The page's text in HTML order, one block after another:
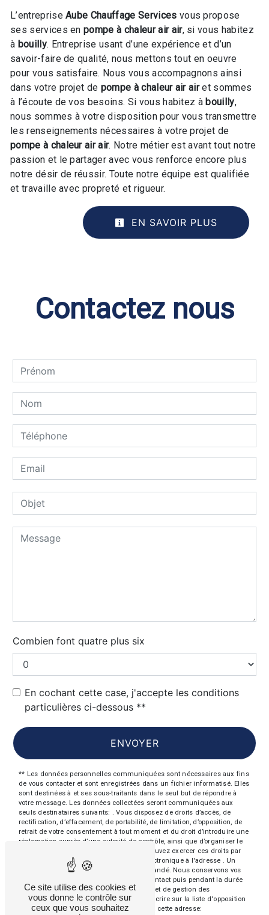
L’entrepriseAube Chauffage Services vous propose
ses services enpompe à chaleur air air, si vous habitez
à bouilly. Entreprise usant d’une expérience et d’un
savoir-faire de qualité, nous mettons tout en oeuvre
pour vous satisfaire. Nous vous accompagnons ainsi
dans votre projet de pompe à chaleur air airet sommes
à l’écoute de vos besoins. Si vous habitez àbouilly,
nous sommes à votre disposition pour vous transmettre
les renseignements nécessaires à votre projet de
pompe à chaleur air air. Notre métier est avant tout notre
passion et le partager avec vous renforce encore plus
notre désir de réussir. Toute notre équipe est qualifiée
et travaille avec propreté et rigueur.
EN SAVOIR PLUS
Contactez nous
Combien font quatre plus six
En cochant cette case, j'accepte les conditions
particulières ci-dessous **
ENVOYER
** Les données personnelles communiquées sont nécessaires aux fins
de vous contacter et sont enregistrées dans un fichier informatisé. Elles
sont destinées à et ses sous-traitants dans le seul but de répondre à
votre message. Les données collectées seront communiquées aux
seuls destinataires suivants: . Vous disposez de droits d’accès, de
rectification, d’effacement, de portabilité, de limitation, d’opposition, de
retrait de votre consentement à tout moment et du droit d’introduire une
réclamation auprès d’une autorité de contrôle, ainsi que d’organiser le
sort de vos données post-mortem. Vous pouvez exercer ces droits par
voie postale à l'adresse ou par courrier électronique à l'adresse . Un
justificatif d'identité pourra vous être demandé. Nous conservons vos
données pendant la période de prise de contact puis pendant la durée
de prescription légale aux fins probatoires et de gestion des
contentieux. Vous avez le droit de vous inscrire sur la liste d'opposition
au démarchage téléphonique, disponible à cette adresse:
Ce site utilise des cookies et
vous donne le contrôle sur
ceux que vous souhaitez